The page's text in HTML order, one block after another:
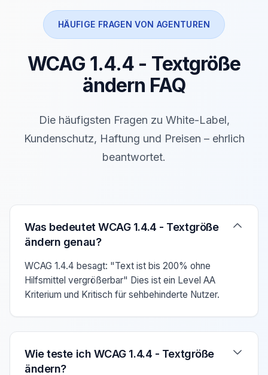
HÄUFIGE FRAGEN VON AGENTUREN
WCAG 1.4.4 - Textgröße
ändern FAQ
Die häufigsten Fragen zu White-Label,
Kundenschutz, Haftung und Preisen – ehrlich
beantwortet.
Verwenden Sie die Pfeiltasten Auf/Ab um zwischen
Was bedeutet WCAG 1.4.4 - Textgröße
ändern genau?
WCAG 1.4.4 besagt: "Text ist bis 200% ohne
Hilfsmittel vergrößerbar" Dies ist ein Level AA
Kriterium und Kritisch für sehbehinderte Nutzer.
Wie teste ich WCAG 1.4.4 - Textgröße
ändern?